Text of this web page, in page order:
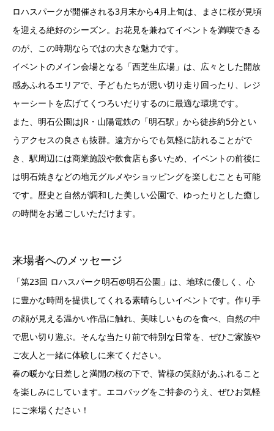
ロハスパークが開催される3月末から4月上旬は、まさに桜が見頃
を迎える絶好のシーズン。お花見を兼ねてイベントを満喫できる
のが、この時期ならではの大きな魅力です。
イベントのメイン会場となる「西芝生広場」は、広々とした開放
感あふれるエリアで、子どもたちが思い切り走り回ったり、レジ
ャーシートを広げてくつろいだりするのに最適な環境です。
また、明石公園はJR・山陽電鉄の「明石駅」から徒歩約5分とい
うアクセスの良さも抜群。遠方からでも気軽に訪れることがで
き、駅周辺には商業施設や飲食店も多いため、イベントの前後に
は明石焼きなどの地元グルメやショッピングを楽しむことも可能
です。歴史と自然が調和した美しい公園で、ゆったりとした癒し
の時間をお過ごしいただけます。
来場者へのメッセージ
「第23回 ロハスパーク明石@明石公園」は、地球に優しく、心
に豊かな時間を提供してくれる素晴らしいイベントです。作り手
の顔が見える温かい作品に触れ、美味しいものを食べ、自然の中
で思い切り遊ぶ。そんな当たり前で特別な日常を、ぜひご家族や
ご友人と一緒に体験しに来てください。
春の暖かな日差しと満開の桜の下で、皆様の笑顔があふれること
を楽しみにしています。エコバッグをご持参のうえ、ぜひお気軽
にご来場ください！